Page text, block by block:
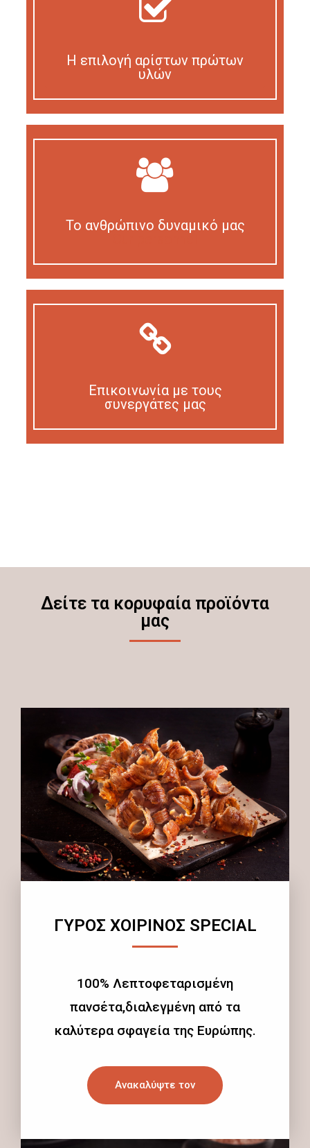
Η επιλογή αρίστων πρώτων
υλών
Το ανθρώπινο δυναμικό μας
Επικοινωνία με τους
συνεργάτες μας
Δείτε τα κορυφαία προϊόντα
μας
ΓΥΡΟΣ ΧΟΙΡΙΝΟΣ SPECIAL
100% Λεπτοφεταρισμένη
πανσέτα,διαλεγμένη από τα
καλύτερα σφαγεία της Ευρώπης.
Ανακαλύψτε τον